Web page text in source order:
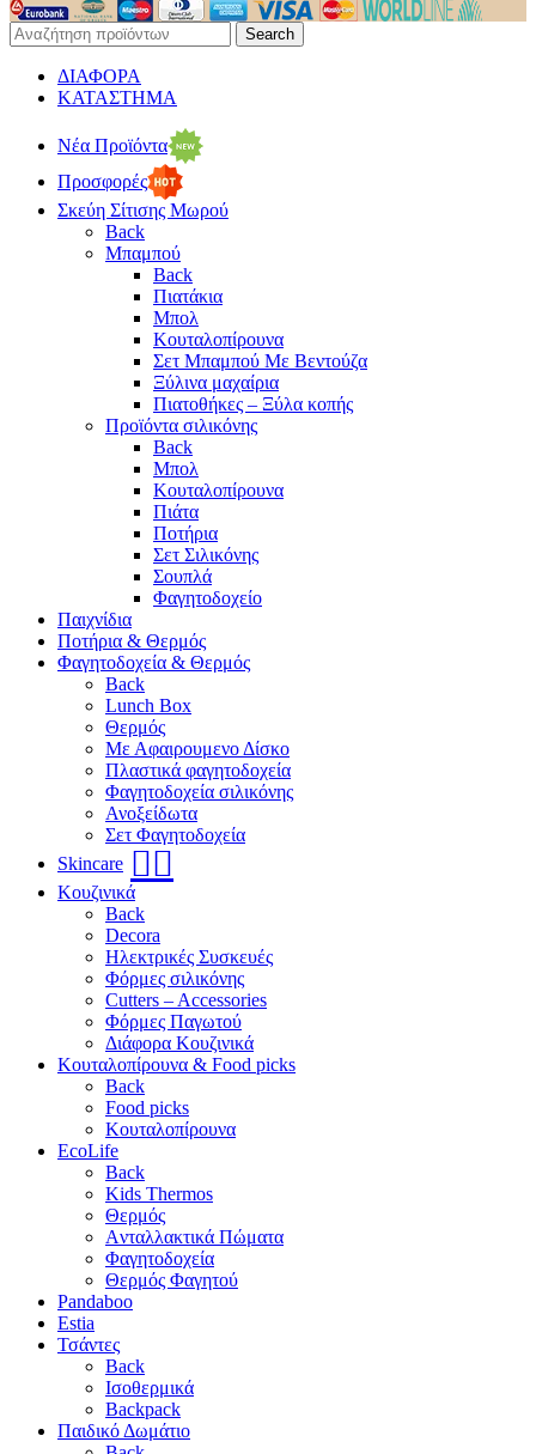
Search
ΔΙΑΦΟΡΑ
ΚΑΤΑΣΤΗΜΑ
Νέα Προϊόντα
Προσφορές
Σκεύη Σίτισης Μωρού
Back
Μπαμπού
Back
Πιατάκια
Μπολ
Κουταλοπίρουνα
Σετ Μπαμπού Με Βεντούζα
Ξύλινα μαχαίρια
Πιατοθήκες – Ξύλα κοπής
Προϊόντα σιλικόνης
Back
Μπολ
Κουταλοπίρουνα
Πιάτα
Ποτήρια
Σετ Σιλικόνης
Σουπλά
Φαγητοδοχείο
Παιχνίδια
Ποτήρια & Θερμός
Φαγητοδοχεία & Θερμός
Back
Lunch Box
Θερμός
Με Αφαιρουμενο Δίσκο
Πλαστικά φαγητοδοχεία
Φαγητοδοχεία σιλικόνης
Ανοξείδωτα
Σετ Φαγητοδοχεία
Skincare 🧖‍♀️
Κουζινικά
Back
Decora
Ηλεκτρικές Συσκευές
Φόρμες σιλικόνης
Cutters – Accessories
Φόρμες Παγωτού
Διάφορα Κουζινικά
Κουταλοπίρουνα & Food picks
Back
Food picks
Κουταλοπίρουνα
EcoLife
Back
Kids Thermos
Θερμός
Aνταλλακτικά Πώματα
Φαγητοδοχεία
Θερμός Φαγητού
Pandaboo
Estia
Τσάντες
Back
Ισοθερμικά
Backpack
Παιδικό Δωμάτιο